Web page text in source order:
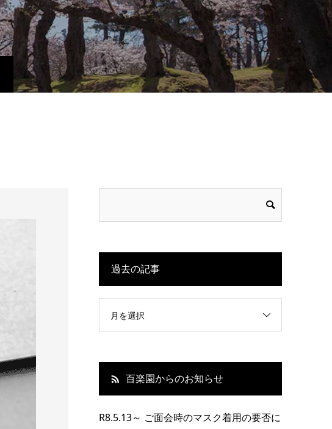
過去の記事
月を選択
百楽園からのお知らせ
R8.5.13～ ご面会時のマスク着用の要否に